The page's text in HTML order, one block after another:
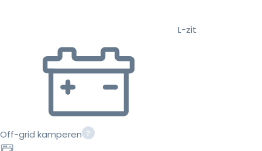
L-zit
Off-grid kamperen